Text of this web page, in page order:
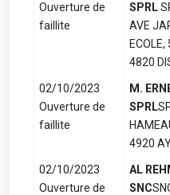
Ouverture de
faillite
SPRL
AVE
ECOLE,
4820
02/10/2023
Ouverture de
faillite
M.
SPRL
4920
02/10/2023
Ouverture de
AL
SNC